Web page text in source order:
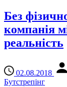
Без
компанія
реальність
02.08.2018
Бутстрепінг